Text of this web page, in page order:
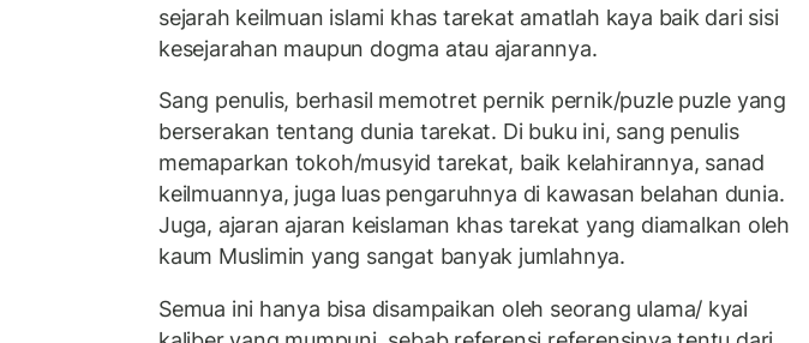
sejarah keilmuan islami khas tarekat amatlah kaya baik dari sisi
kesejarahan maupun dogma atau ajarannya.
Sang penulis, berhasil memotret pernik pernik/puzle puzle yang
berserakan tentang dunia tarekat. Di buku ini, sang penulis
memaparkan tokoh/musyid tarekat, baik kelahirannya, sanad
keilmuannya, juga luas pengaruhnya di kawasan belahan dunia.
Juga, ajaran ajaran keislaman khas tarekat yang diamalkan oleh
kaum Muslimin yang sangat banyak jumlahnya.
Semua ini hanya bisa disampaikan oleh seorang ulama/ kyai